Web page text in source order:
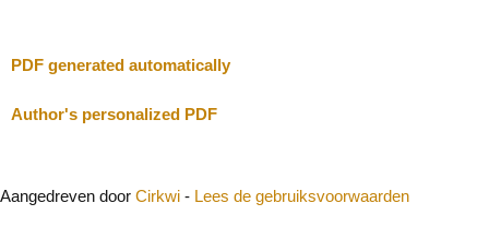
PDF generated automatically
Author's personalized PDF
Aangedreven door Cirkwi - Lees de gebruiksvoorwaarden